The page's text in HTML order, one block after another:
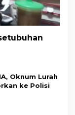
Oknum Lurah
ke Polisi